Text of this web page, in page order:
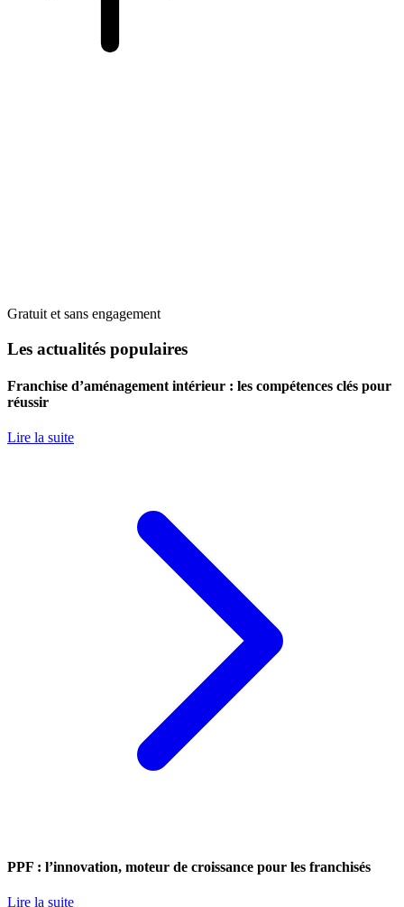
Gratuit et sans engagement
Les actualités populaires
Franchise d’aménagement intérieur : les compétences clés pour
réussir
Lire la suite
PPF : l’innovation, moteur de croissance pour les franchisés
Lire la suite